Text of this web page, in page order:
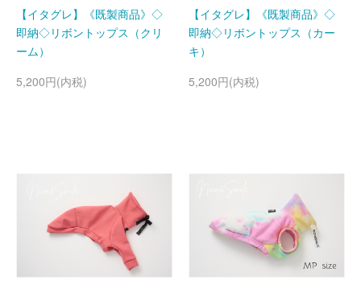
【イタグレ】《既製商品》◇
即納◇リボントップス（クリ
ーム）
5,200円(内税)
【イタグレ】《既製商品》◇
即納◇リボントップス（カー
キ）
5,200円(内税)